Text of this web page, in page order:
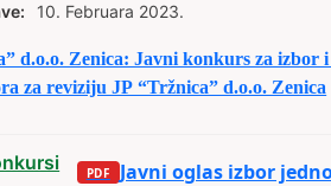
10. Februara 2023.
d.o.o. Zenica: Javni konkurs za izbor
za reviziju JP “Tržnica” d.o.o. Zenica
Javni oglas izbor